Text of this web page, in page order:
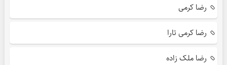
رضا کرمی
رضا کرمی تارا
رضا ملک زاده